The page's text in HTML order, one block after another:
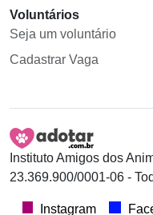
Voluntários
Seja um voluntário
Cadastrar Vaga
Instituto Amigos dos
23.369.900/0001-06 -
Instagram